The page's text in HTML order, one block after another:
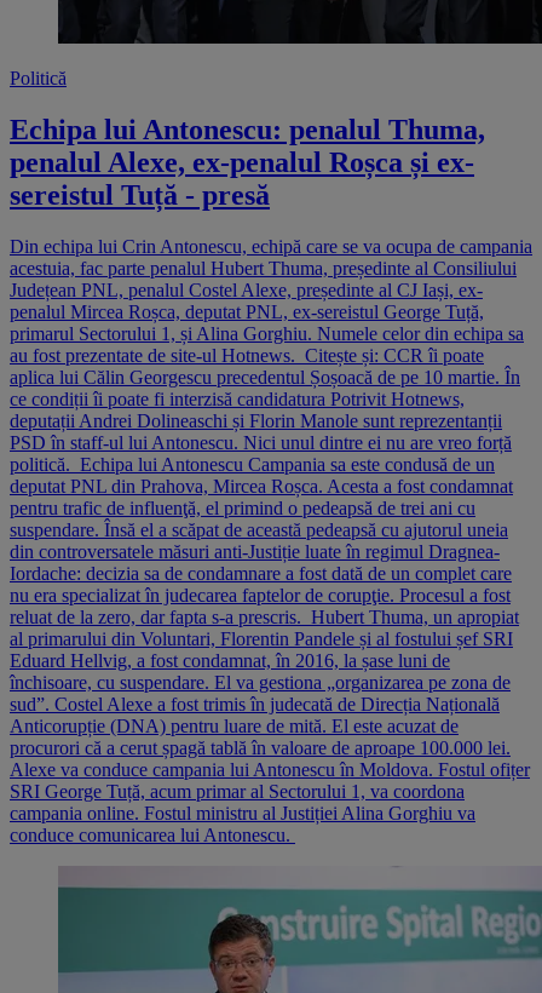
Politică
Echipa lui Antonescu: penalul Thuma,
penalul Alexe, ex-penalul Roșca și ex-
sereistul Tuță - presă
Din echipa lui Crin Antonescu, echipă care se va ocupa de campania
acestuia, fac parte penalul Hubert Thuma, președinte al Consiliului
Județean PNL, penalul Costel Alexe, președinte al CJ Iași, ex-
penalul Mircea Roșca, deputat PNL, ex-sereistul George Tuță,
primarul Sectorului 1, și Alina Gorghiu. Numele celor din echipa sa
au fost prezentate de site-ul Hotnews. Citește și: CCR îi poate
aplica lui Călin Georgescu precedentul Șoșoacă de pe 10 martie. În
ce condiții îi poate fi interzisă candidatura Potrivit Hotnews,
deputații Andrei Dolineaschi și Florin Manole sunt reprezentanții
PSD în staff-ul lui Antonescu. Nici unul dintre ei nu are vreo forță
politică. Echipa lui Antonescu Campania sa este condusă de un
deputat PNL din Prahova, Mircea Roșca. Acesta a fost condamnat
pentru trafic de influenţă, el primind o pedeapsă de trei ani cu
suspendare. Însă el a scăpat de această pedeapsă cu ajutorul uneia
din controversatele măsuri anti-Justiție luate în regimul Dragnea-
Iordache: decizia sa de condamnare a fost dată de un complet care
nu era specializat în judecarea faptelor de corupţie. Procesul a fost
reluat de la zero, dar fapta s-a prescris. Hubert Thuma, un apropiat
al primarului din Voluntari, Florentin Pandele și al fostului șef SRI
Eduard Hellvig, a fost condamnat, în 2016, la șase luni de
închisoare, cu suspendare. El va gestiona „organizarea pe zona de
sud”. Costel Alexe a fost trimis în judecată de Direcția Națională
Anticorupție (DNA) pentru luare de mită. El este acuzat de
procurori că a cerut șpagă tablă în valoare de aproape 100.000 lei.
Alexe va conduce campania lui Antonescu în Moldova. Fostul ofițer
SRI George Tuță, acum primar al Sectorului 1, va coordona
campania online. Fostul ministru al Justiției Alina Gorghiu va
conduce comunicarea lui Antonescu.